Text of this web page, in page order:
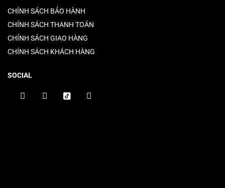
CHÍNH SÁCH BẢO HÀNH
CHÍNH SÁCH THANH TOÁN
CHÍNH SÁCH GIAO HÀNG
CHÍNH SÁCH KHÁCH HÀNG
SOCIAL